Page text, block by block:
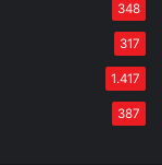
348
317
1.417
387